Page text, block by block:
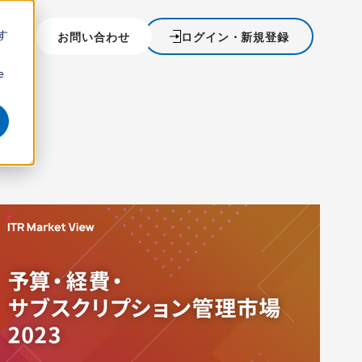
す お問い合わせ ログイン・新規登録